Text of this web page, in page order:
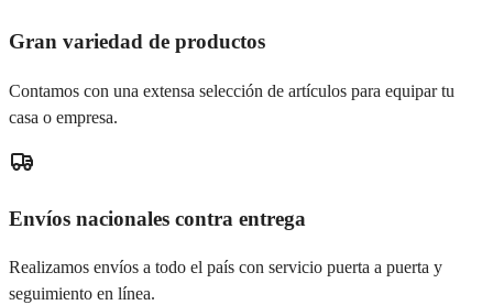
Gran variedad de productos
Contamos con una extensa selección de artículos para equipar tu
casa o empresa.
Envíos nacionales contra entrega
Realizamos envíos a todo el país con servicio puerta a puerta y
seguimiento en línea.